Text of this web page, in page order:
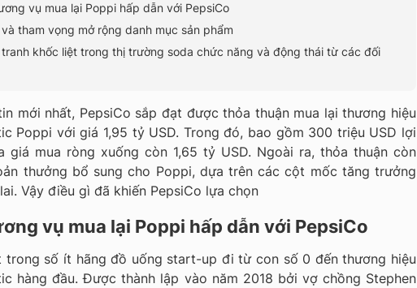
vụ mua lại Poppi hấp dẫn với PepsiCo
và tham vọng mở rộng danh mục sản phẩm
tranh khốc liệt trong thị trường soda chức năng và động thái từ các đối
mới nhất, PepsiCo sắp đạt được thỏa thuận mua lại thương hiệu
Poppi với giá 1,95 tỷ USD. Trong đó, bao gồm 300 triệu USD lợi
giá mua ròng xuống còn 1,65 tỷ USD. Ngoài ra, thỏa thuận còn
thưởng bổ sung cho Poppi, dựa trên các cột mốc tăng trưởng
Vậy điều gì đã khiến PepsiCo lựa chọn
vụ mua lại Poppi hấp dẫn với PepsiCo
trong số ít hãng đồ uống start-up đi từ con số 0 đến thương hiệu
hàng đầu. Được thành lập vào năm 2018 bởi vợ chồng Stephen